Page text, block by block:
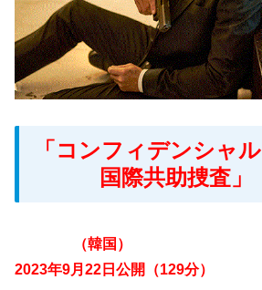
「コンフィデンシャル
国際共助捜査」
（韓国）
2023年9月22日公開（129分）